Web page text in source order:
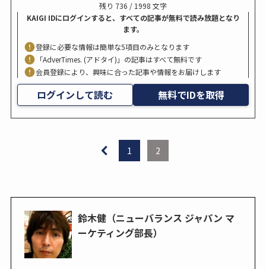
残り 736 / 1998 文字
KAIGI IDにログインすると、すべての記事が無料で読み放題となり
ます。
登録に必要な情報は簡単な5項目のみとなります
「AdverTimes. (アドタイ)」の記事はすべて無料です
会員登録により、興味に合った記事や情報をお届けします
ログインして読む 無料でIDを取得
1 2
鈴木健（ニューバランス ジャパン マ
ーケティング部長）